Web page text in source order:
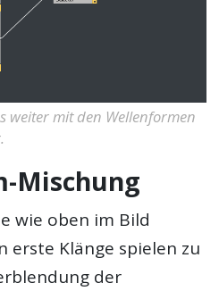
weiter mit den Wellenformen
Mischung
wie oben im Bild
erste Klänge spielen zu
der